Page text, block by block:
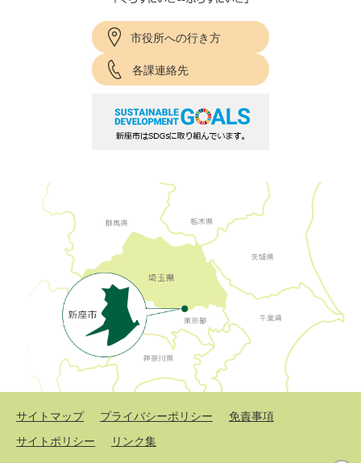
市役所への行き方
各課連絡先
サイトマップ プライバシーポリシー
免責事項
サイトポリシー
リンク集